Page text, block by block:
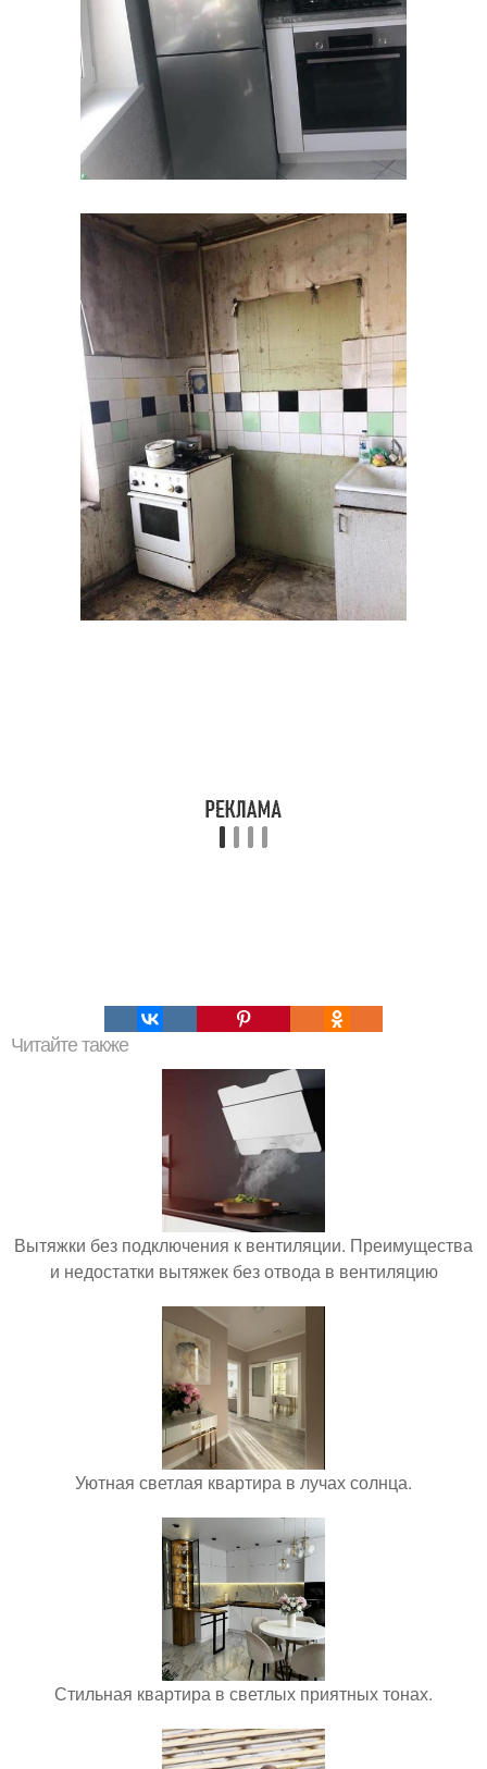
Читайте также
Вытяжки без подключения к вентиляции. Преимущества
и недостатки вытяжек без отвода в вентиляцию
Уютная светлая квартира в лучах солнца.
Стильная квартира в светлых приятных тонах.